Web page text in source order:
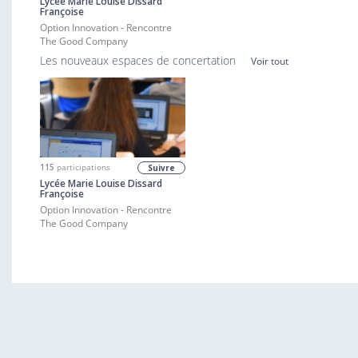
Françoise
Option Innovation - Rencontre
The Good Company
Les nouveaux espaces de concertation Voir tout
115 participations Suivre
Lycée Marie Louise Dissard
Françoise
Option Innovation - Rencontre
The Good Company